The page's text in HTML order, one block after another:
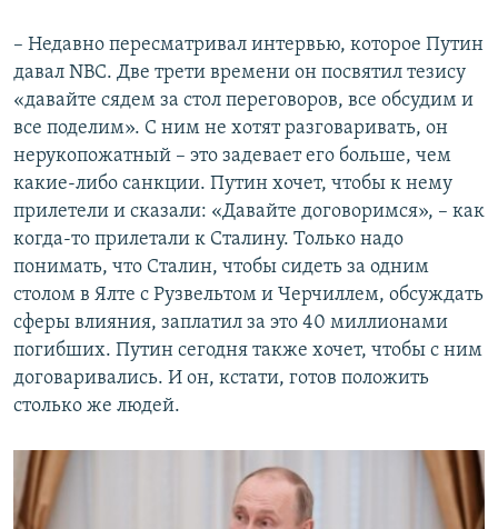
– Недавно пересматривал интервью, которое Путин
давал NBC. Две трети времени он посвятил тезису
«давайте сядем за стол переговоров, все обсудим и
все поделим». С ним не хотят разговаривать, он
нерукопожатный – это задевает его больше, чем
какие-либо санкции. Путин хочет, чтобы к нему
прилетели и сказали: «Давайте договоримся», – как
когда-то прилетали к Сталину. Только надо
понимать, что Сталин, чтобы сидеть за одним
столом в Ялте с Рузвельтом и Черчиллем, обсуждать
сферы влияния, заплатил за это 40 миллионами
погибших. Путин сегодня также хочет, чтобы с ним
договаривались. И он, кстати, готов положить
столько же людей.